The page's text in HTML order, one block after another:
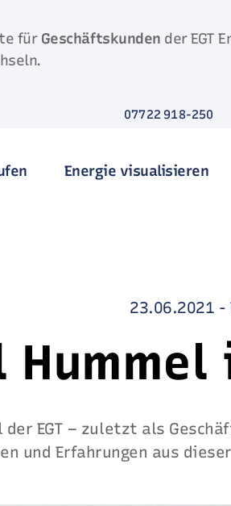
für Geschäftskunden der EGT
07722 918-250
Energie visualisieren
23.06.2021 -
der EGT – zuletzt als
und Erfahrungen aus